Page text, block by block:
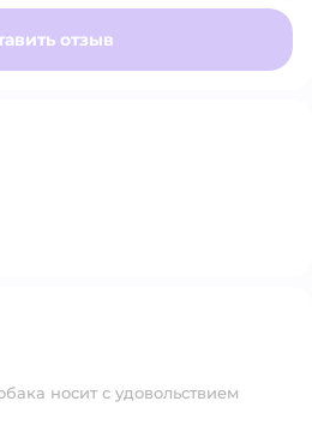
отзыв
носит с удовольствием